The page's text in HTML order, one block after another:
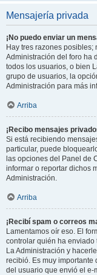
Mensajería privada
¡No puedo enviar un
Hay tres razones
Administración del foro ha
todos los usuarios, o bien
grupo de usuarios, la
Administración para más
Arriba
¡Recibo mensajes
Si está recibiendo
particular, puede
las opciones del Panel de
informar o reportar dichos
Administración.
Arriba
¡Recibí spam o correos
Lamentamos oír eso. El
controlar quién ha enviado
La Administración y
recibió. Es muy
del usuario que envió el e-